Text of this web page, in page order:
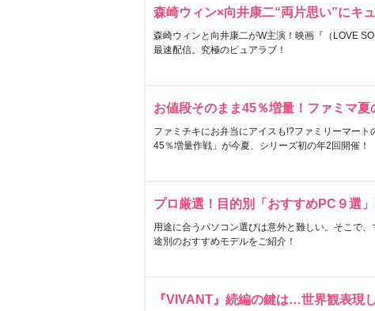
森崎ウィン×向井康二“両片思い”にキ
森崎ウィンと向井康二がW主演！映画『（LOVE
最速配信。究極のピュアラブ！
お値段そのまま45％増量！ファミマ夏
ファミチキにお弁当にアイスも!?ファミリーマート
45％増量作戦」が今夏、シリーズ初の年2回開催！
プロ厳選！目的別「おすすめPC９選
用途に合うパソコン選びは意外と難しい。そこで
途別のおすすめモデルをご紹介！
『VIVANT』続編の鍵は…世界観表現